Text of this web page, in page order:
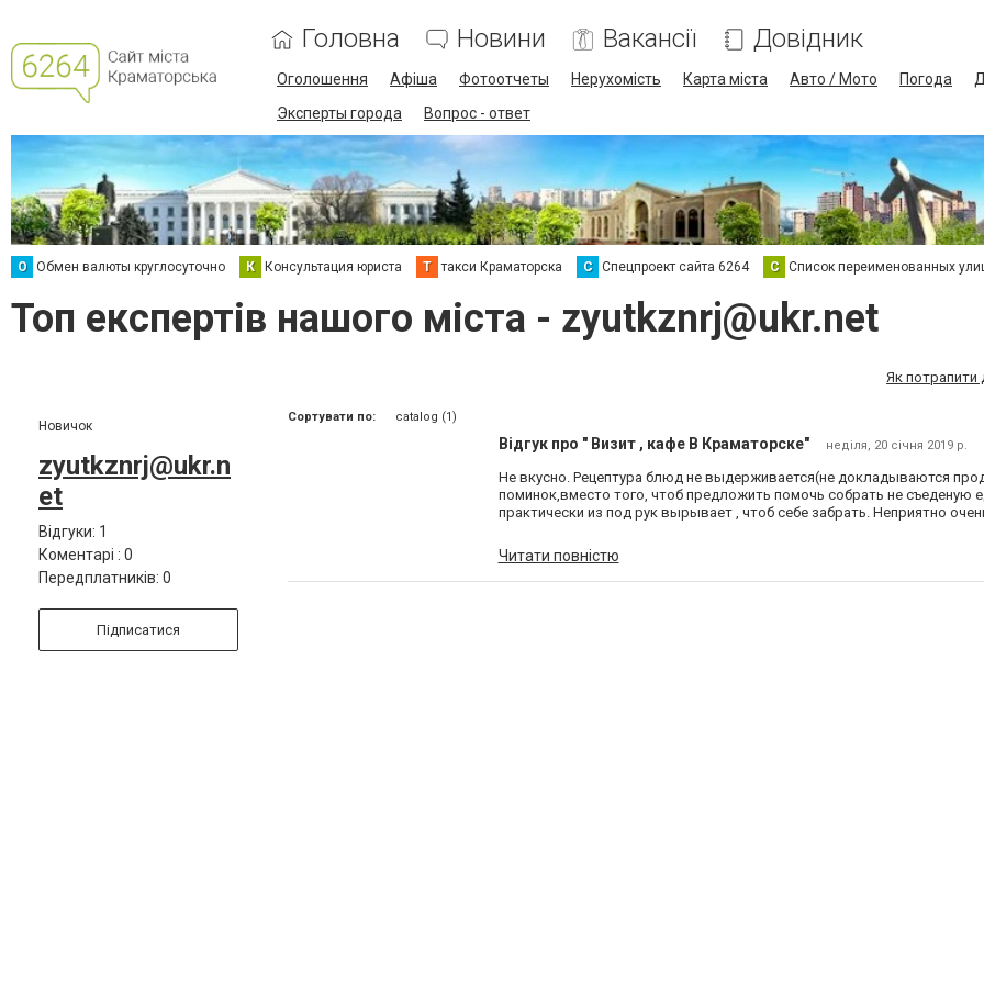
Головна Новини Вакансії Довідник
Оголошення Афіша Фотоотчеты Нерухомість Карта міста Авто / Мото Погода
Эксперты города
Вопрос - ответ
О Обмен валюты круглосуточно К Консультация юриста Т такси Краматорска С Спецпроект сайта 6264 С Список переименованных
Топ експертів нашого міста - zyutkznrj@ukr.net
Як потрапити
Новичок
zyutkznrj@ukr.n
et
Відгуки: 1
Коментарі : 0
Передплатників: 0
Підписатися
Сортувати по: catalog (1)
Відгук про " Визит , кафе В Краматорске" неділя, 20 січня 2019 р.
Не вкусно. Рецептура блюд не выдерживается(не докладываются
поминок,вместо того, чтоб предложить помочь собрать не съеденую
практически из под рук вырывает , чтоб себе забрать. Неприятно
Читати повністю